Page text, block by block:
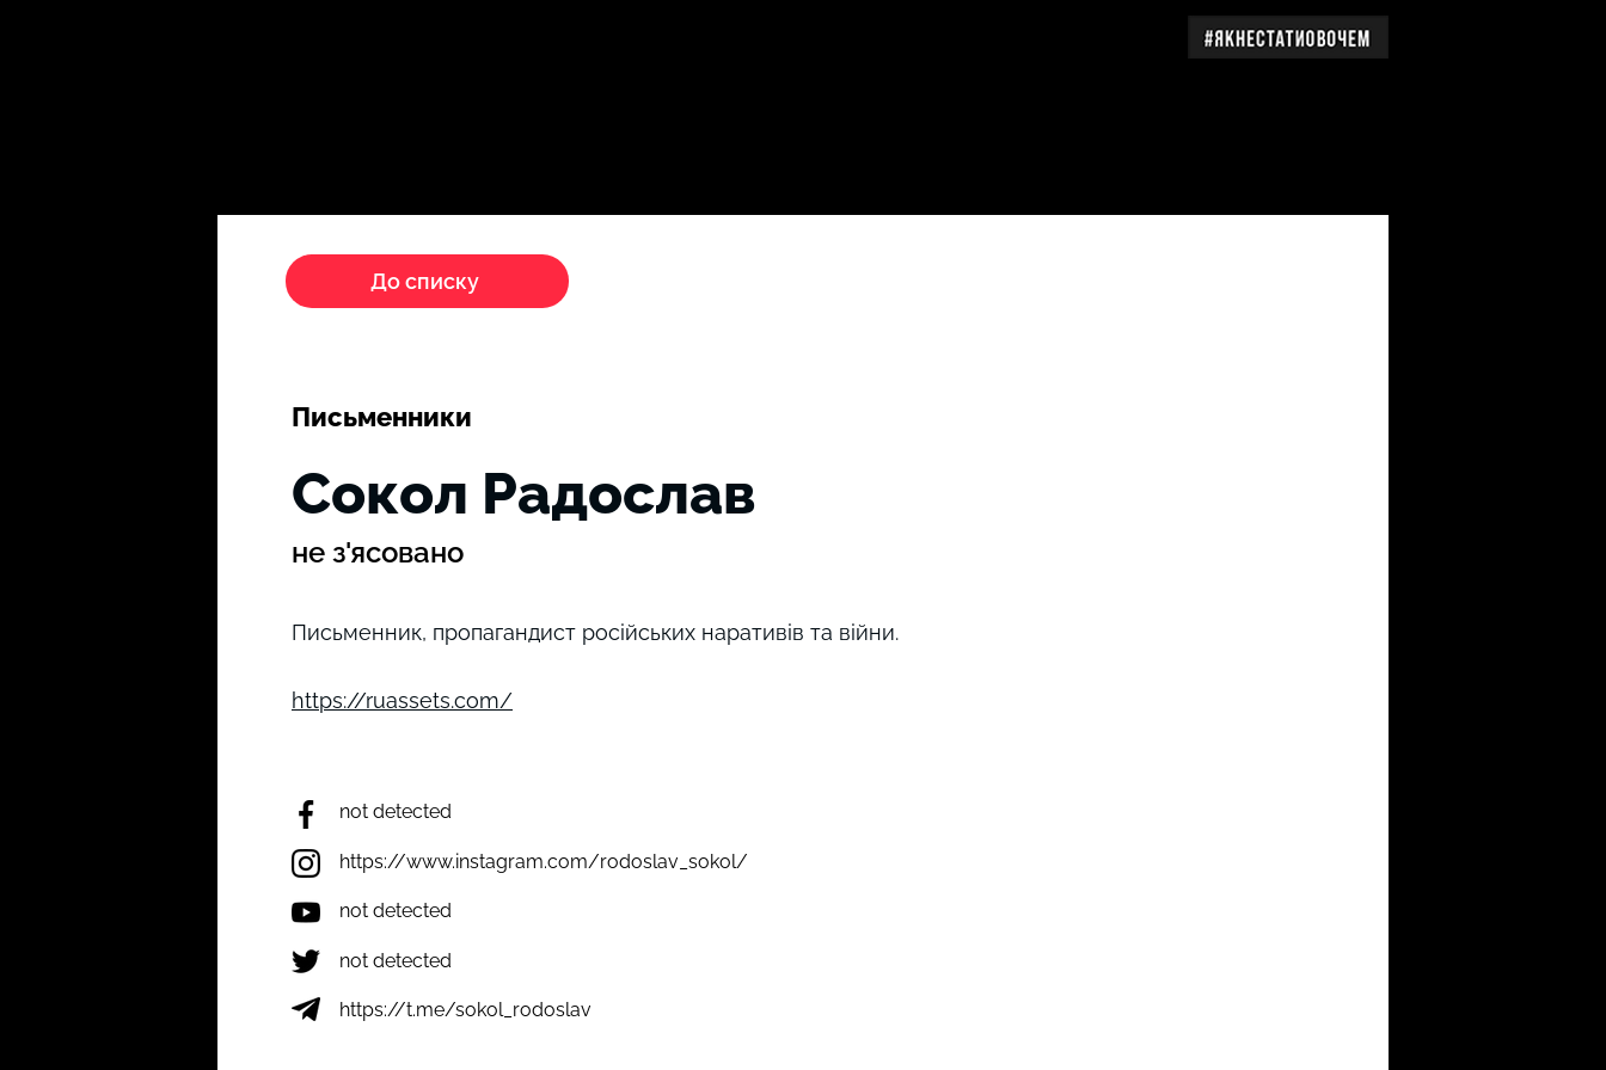
До списку
Письменники
не з'ясовано
Сокол Радослав
Письменник, пропагандист російських наративів та війни.
https://ruassets.com/
not detected
https://www.instagram.com/rodoslav_sokol/
not detected
not detected
https://t.me/sokol_rodoslav